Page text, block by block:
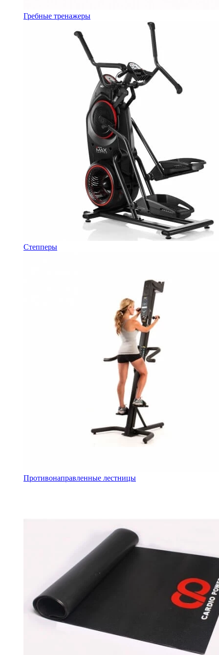
Гребные тренажеры
Степперы
Противонаправленные лестницы